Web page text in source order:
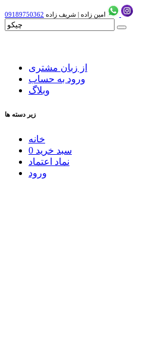
09189750362 امین زاده | شریف زاده
از زبان مشتری
ورود به حساب
وبلاگ
زیر دسته ها
خانه
0 سبد خرید
نماد اعتماد
ورود